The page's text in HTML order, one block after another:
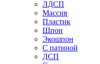
ЛДСП
Массив
Пластик
Шпон
Экошпон
С патиной
ДСП